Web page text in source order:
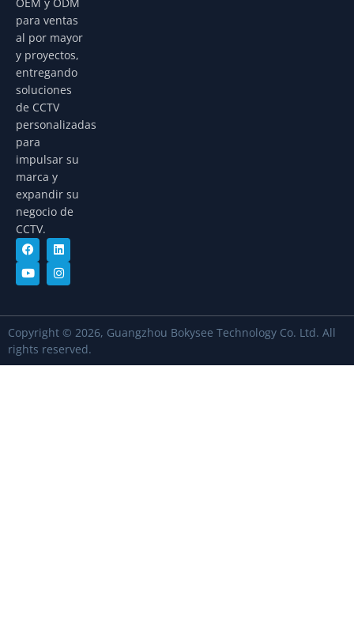
para ventas
al por mayor
y proyectos,
entregando
soluciones
de CCTV
personalizadas
para
impulsar su
marca y
expandir su
negocio de
CCTV.
Copyright © 2026, Guangzhou Bokysee Technology Co. Ltd. All
rights reserved.